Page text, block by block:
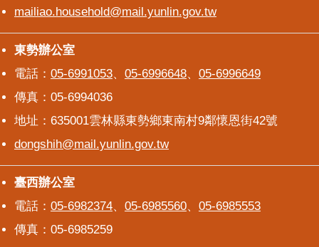
mailiao.household@mail.yunlin.gov.tw
東勢辦公室
東勢辦公室
電話： 05-6991053、 05-6996648、 05-6996649
傳真：05-6994036
地址：635001雲林縣東勢鄉東南村9鄰懷恩街42號
dongshih@mail.yunlin.gov.tw
臺西辦公室
臺西辦公室
電話： 05-6982374、 05-6985560、 05-6985553
傳真：05-6985259